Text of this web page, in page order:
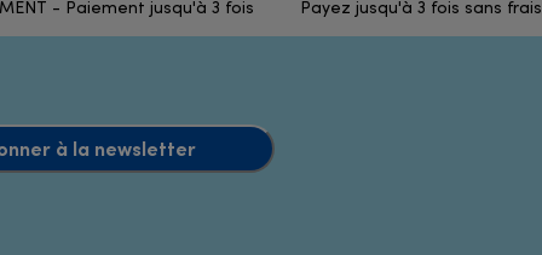
- Paiement jusqu'à 3 fois Payez jusqu'à 3 fois sans frais
à la newsletter